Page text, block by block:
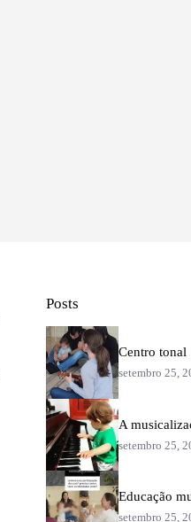
Posts
Centro tonal
setembro 25,
A
setembro 25,
Educação
setembro 25,